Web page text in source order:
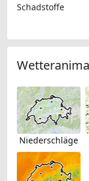
Schadstoffe
Niederschläge